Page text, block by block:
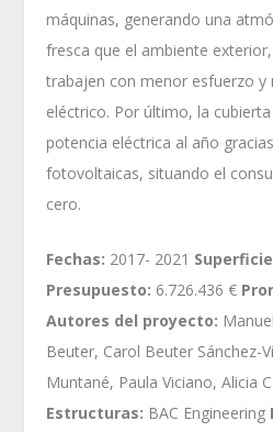
máquinas, generando una
fresca que el ambiente
trabajen con menor esfuerzo y
eléctrico. Por último, la
potencia eléctrica al año
fotovoltaicas, situando el
cero.
Fechas: 2017- 2021
Presupuesto: 6.726.436 €
Autores del proyecto:
Beuter, Carol Beuter Sánchez-
Muntané, Paula Viciano, Alicia
Estructuras: BAC Engineering